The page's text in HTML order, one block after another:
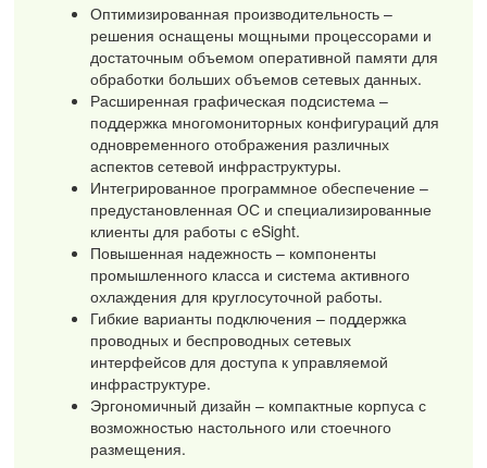
Оптимизированная производительность –
решения оснащены мощными процессорами и
достаточным объемом оперативной памяти для
обработки больших объемов сетевых данных.
Расширенная графическая подсистема –
поддержка многомониторных конфигураций для
одновременного отображения различных
аспектов сетевой инфраструктуры.
Интегрированное программное обеспечение –
предустановленная ОС и специализированные
клиенты для работы с eSight.
Повышенная надежность – компоненты
промышленного класса и система активного
охлаждения для круглосуточной работы.
Гибкие варианты подключения – поддержка
проводных и беспроводных сетевых
интерфейсов для доступа к управляемой
инфраструктуре.
Эргономичный дизайн – компактные корпуса с
возможностью настольного или стоечного
размещения.